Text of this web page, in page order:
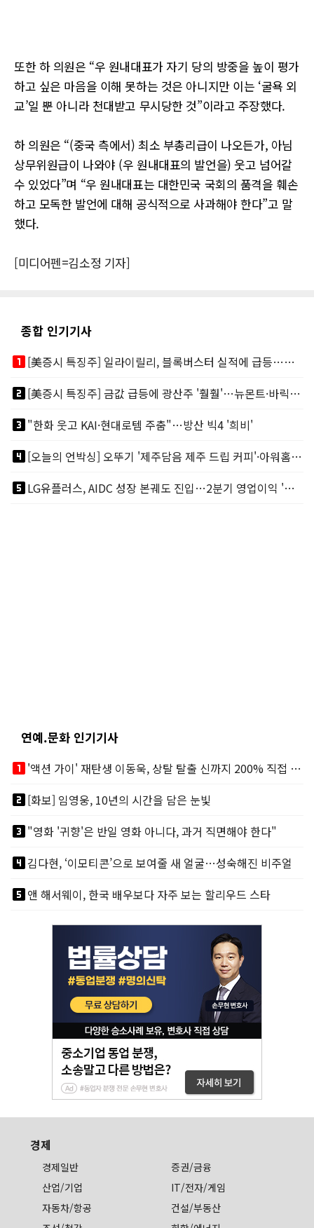
또한 하 의원은 “우 원내대표가 자기 당의 방중을 높이 평가
하고 싶은 마음을 이해 못하는 것은 아니지만 이는 ‘굴욕 외
교’일 뿐 아니라 천대받고 무시당한 것”이라고 주장했다.
하 의원은 “(중국 측에서) 최소 부총리급이 나오든가, 아님
상무위원급이 나와야 (우 원내대표의 발언을) 웃고 넘어갈
수 있었다”며 “우 원내대표는 대한민국 국회의 품격을 훼손
하고 모독한 발언에 대해 공식적으로 사과해야 한다”고 말
했다.
[미디어펜=김소정 기자]
종합 인기기사
looks_one
[美증시 특징주] 일라이릴리, 블록버스터 실적에 급등…마운자로 매출 폭발
looks_two
[美증시 특징주] 금값 급등에 광산주 '훨훨'…뉴몬트·바릭마이닝 주도
looks_3"한화 웃고 KAI·현대로템 주춤"…방산 빅4 '희비'
looks_4
[오늘의 언박싱] 오뚜기 '제주담음 제주 드립 커피'·아워홈 ‘갓석박지’ 外
looks_5
LG유플러스, AIDC 성장 본궤도 진입…2분기 영업이익 '역대 최대'
연예.문화 인기기사
looks_one
'액션 가이' 재탄생 이동욱, 상탈 탈출 신까지 200% 직접 소화
looks_two[화보] 임영웅, 10년의 시간을 담은 눈빛
looks_3"영화 '귀향'은 반일 영화 아니다, 과거 직면해야 한다"
looks_4김다현, ‘이모티콘’으로 보여줄 새 얼굴…성숙해진 비주얼
looks_5앤 해서웨이, 한국 배우보다 자주 보는 할리우드 스타
경제
경제일반
증권/금융
산업/기업
IT/전자/게임
자동차/항공
건설/부동산